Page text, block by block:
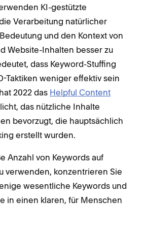
KI-gestützte
Verarbeitung natürlicher
und den Kontext von
Website-Inhalten besser zu
dass Keyword-Stuffing
Taktiken weniger effektiv sein
2022 das Helpful Content
das nützliche Inhalte
bevorzugt, die hauptsächlich
erstellt wurden.
Anzahl von Keywords auf
verwenden, konzentrieren Sie
wesentliche Keywords und
in einen klaren, für Menschen